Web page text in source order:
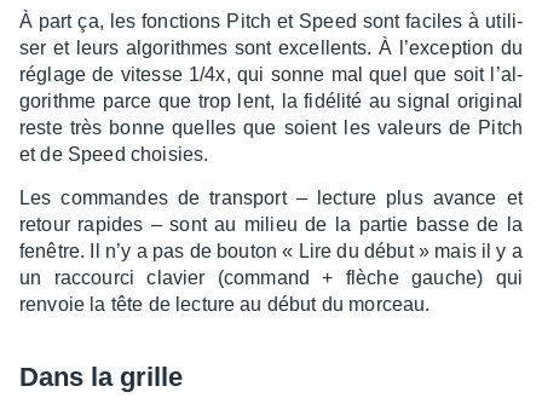
À part ça, les fonc­tions Pitch et Speed sont faciles à utili­
ser et leurs algo­rithmes sont excel­lents. À l’ex­cep­tion du
réglage de vitesse 1/4x, qui sonne mal quel que soit l’al­
go­rithme parce que trop lent, la fidé­lité au signal origi­nal
reste très bonne quelles que soient les valeurs de Pitch
et de Speed choi­sies.
Les commandes de trans­port – lecture plus avance et
retour rapides – sont au milieu de la partie basse de la
fenêtre. Il n’y a pas de bouton « Lire du début » mais il y a
un raccourci clavier (command + flèche gauche) qui
renvoie la tête de lecture au début du morceau.
Dans la grille